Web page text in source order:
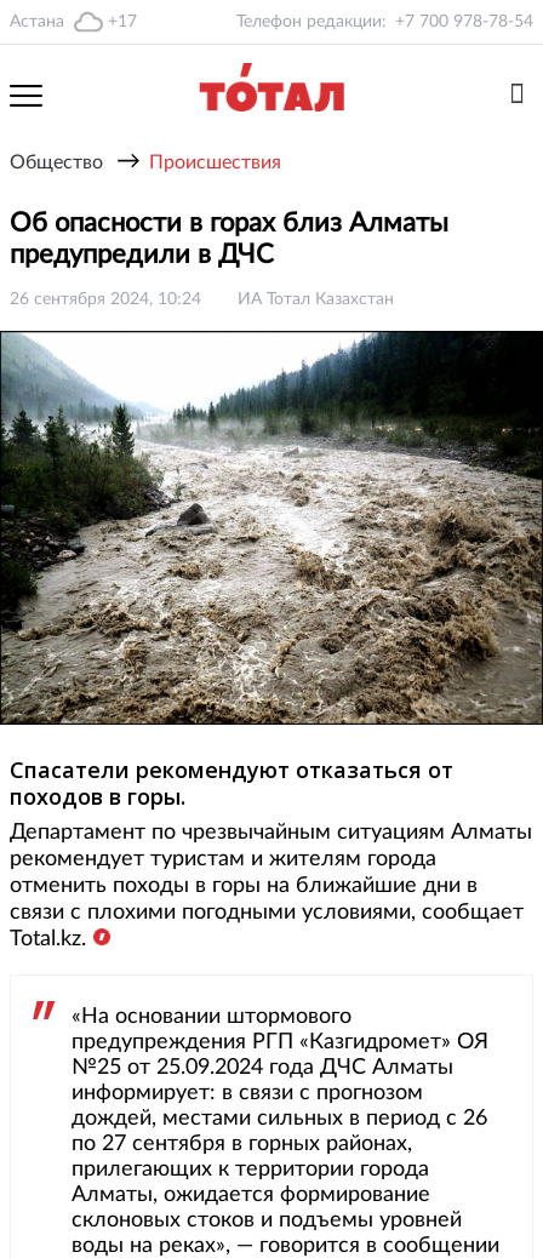
Астана +17 Телефон редакции: +7 700 978-78-54
Общество → Происшествия
Об опасности в горах близ Алматы
предупредили в ДЧС
26 сентября 2024, 10:24 ИА Тотал Казахстан
Спасатели рекомендуют отказаться от
походов в горы.
Департамент по чрезвычайным ситуациям Алматы
рекомендует туристам и жителям города
отменить походы в горы на ближайшие дни в
связи с плохими погодными условиями, сообщает
Total.kz.
«На основании штормового
предупреждения РГП «Казгидромет» ОЯ
№25 от 25.09.2024 года ДЧС Алматы
информирует: в связи с прогнозом
дождей, местами сильных в период с 26
по 27 сентября в горных районах,
прилегающих к территории города
Алматы, ожидается формирование
склоновых стоков и подъемы уровней
воды на реках», — говорится в сообщении